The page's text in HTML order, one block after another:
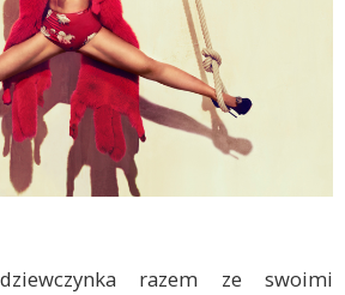
razem ze swoimi